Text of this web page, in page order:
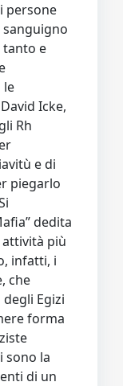
persone
e
le
Icke,
Rh
e di
piegarlo
dedita
attività più
infatti, i
che
Egizi
forma
sono la
di un